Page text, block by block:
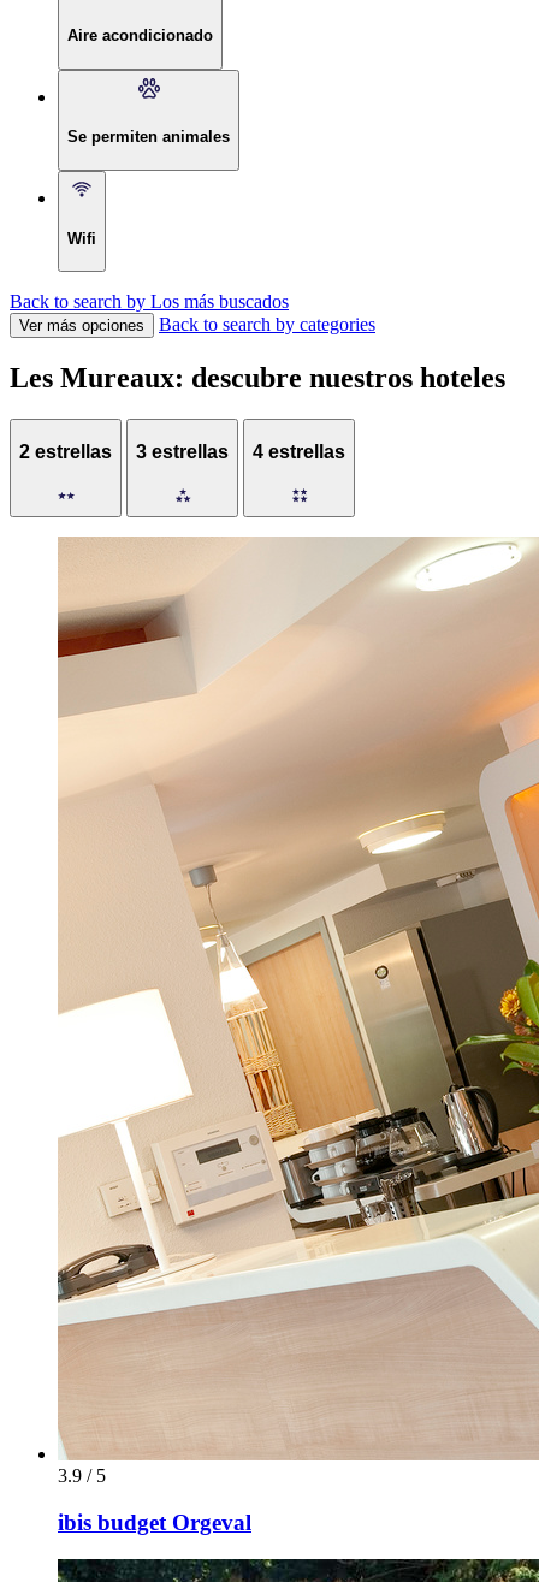
Aire acondicionado
Se permiten animales
Wifi
Back to search by Los más buscados
Ver más opciones Back to search by categories
Les Mureaux: descubre nuestros hoteles
2 estrellas 3 estrellas 4 estrellas
3.9 / 5
ibis budget Orgeval